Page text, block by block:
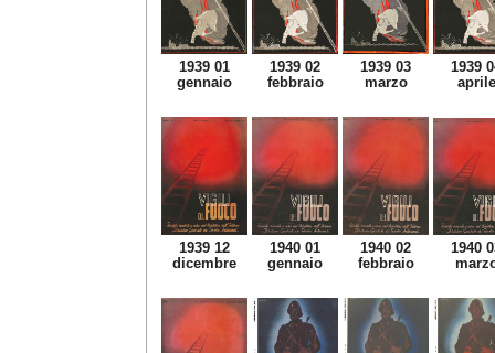
1939 01
gennaio
1939 02
febbraio
1939 03
marzo
1939
aprile
1939 12
dicembre
1940 01
gennaio
1940 02
febbraio
1940